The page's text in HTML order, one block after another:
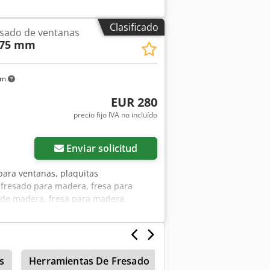
Uxgfs Ambjck -Fabricante:
mm -Altura: 90 mm -Diámetro del
9,9 kg
Clasificado
de ventanas
mm
EUR 280
precio fijo IVA no incluído
Enviar solicitud
ventanas, plaquitas
para madera, fresa para
madera, fresa para madera,
de perfil. -Fabricante: VIVALDI,
exterior: Ø 207 mm -Altura: 75 mm
6000 rpm -Peso: 6,7 kg
Herramientas De Fresado